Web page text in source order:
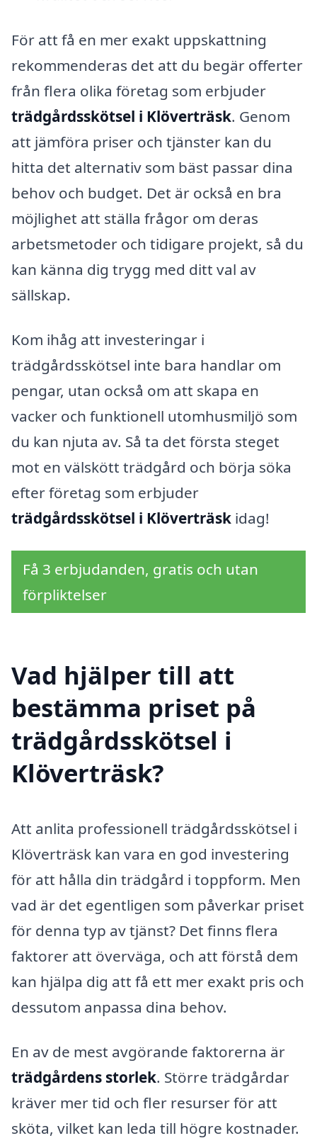
För att få en mer exakt uppskattning
rekommenderas det att du begär offerter
från flera olika företag som erbjuder
trädgårdsskötsel i Klöverträsk. Genom
att jämföra priser och tjänster kan du
hitta det alternativ som bäst passar dina
behov och budget. Det är också en bra
möjlighet att ställa frågor om deras
arbetsmetoder och tidigare projekt, så du
kan känna dig trygg med ditt val av
sällskap.
Kom ihåg att investeringar i
trädgårdsskötsel inte bara handlar om
pengar, utan också om att skapa en
vacker och funktionell utomhusmiljö som
du kan njuta av. Så ta det första steget
mot en välskött trädgård och börja söka
efter företag som erbjuder
trädgårdsskötsel i Klöverträsk idag!
Få 3 erbjudanden, gratis och utan
förpliktelser
Vad hjälper till att
bestämma priset på
trädgårdsskötsel i
Klöverträsk?
Att anlita professionell trädgårdsskötsel i
Klöverträsk kan vara en god investering
för att hålla din trädgård i toppform. Men
vad är det egentligen som påverkar priset
för denna typ av tjänst? Det finns flera
faktorer att överväga, och att förstå dem
kan hjälpa dig att få ett mer exakt pris och
dessutom anpassa dina behov.
En av de mest avgörande faktorerna är
trädgårdens storlek. Större trädgårdar
kräver mer tid och fler resurser för att
sköta, vilket kan leda till högre kostnader.